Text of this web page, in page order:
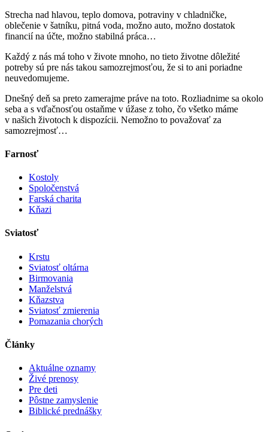
Strecha nad hlavou, teplo domova, potraviny v chladničke,
oblečenie v šatníku, pitná voda, možno auto, možno dostatok
financií na účte, možno stabilná práca…
Každý z nás má toho v živote mnoho, no tieto životne dôležité
potreby sú pre nás takou samozrejmosťou, že si to ani poriadne
neuvedomujeme.
Dnešný deň sa preto zamerajme práve na toto. Rozliadnime sa okolo
seba a s vďačnosťou ostaňme v úžase z toho, čo všetko máme
v našich životoch k dispozícii. Nemožno to považovať za
samozrejmosť…
Farnosť
Kostoly
Spoločenstvá
Farská charita
Kňazi
Sviatosť
Krstu
Sviatosť oltárna
Birmovania
Manželstvá
Kňazstva
Sviatosť zmierenia
Pomazania chorých
Články
Aktuálne oznamy
Živé prenosy
Pre deti
Pôstne zamyslenie
Biblické prednášky